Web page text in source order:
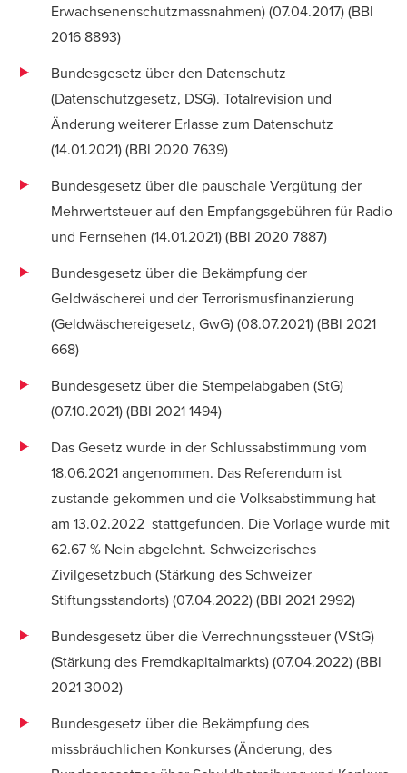
Erwachsenenschutzmassnahmen) (07.04.2017) (BBl
2016 8893)
Bundesgesetz über den Datenschutz
(Datenschutzgesetz, DSG). Totalrevision und
Änderung weiterer Erlasse zum Datenschutz
(14.01.2021) (BBl 2020 7639)
Bundesgesetz über die pauschale Vergütung der
Mehrwertsteuer auf den Empfangsgebühren für Radio
und Fernsehen (14.01.2021) (BBl 2020 7887)
Bundesgesetz über die Bekämpfung der
Geldwäscherei und der Terrorismusfinanzierung
(Geldwäschereigesetz, GwG) (08.07.2021) (BBl 2021
668)
Bundesgesetz über die Stempelabgaben (StG)
(07.10.2021) (BBl 2021 1494)
Das Gesetz wurde in der Schlussabstimmung vom
18.06.2021 angenommen. Das Referendum ist
zustande gekommen und die Volksabstimmung hat
am 13.02.2022 stattgefunden. Die Vorlage wurde mit
62.67 % Nein abgelehnt. Schweizerisches
Zivilgesetzbuch (Stärkung des Schweizer
Stiftungsstandorts) (07.04.2022) (BBl 2021 2992)
Bundesgesetz über die Verrechnungssteuer (VStG)
(Stärkung des Fremdkapitalmarkts) (07.04.2022) (BBl
2021 3002)
Bundesgesetz über die Bekämpfung des
missbräuchlichen Konkurses (Änderung, des